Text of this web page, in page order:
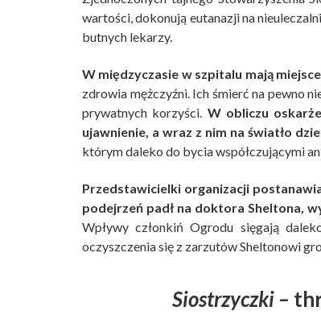
wartości, dokonują eutanazji na
butnych lekarzy.
W międzyczasie w szpitalu mają
zdrowia mężczyźni. Ich śmierć na pewno
prywatnych korzyści. W obliczu
ujawnienie, a wraz z nim na światło
którym daleko do bycia współczującymi
Przedstawicielki organizacji
podejrzeń padł na doktora Sheltona,
Wpływy członkiń Ogrodu sięgają
oczyszczenia się z zarzutów Sheltonowi
Siostrzyczki –